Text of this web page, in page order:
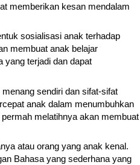
memberikan kesan mendalam
sosialisasi anak terhadap
membuat anak belajar
yang terjadi dan dapat
sendiri dan sifat-sifat
anak dalam menumbuhkan
melatihnya akan membuat
atau orang yang anak kenal.
Bahasa yang sederhana yang